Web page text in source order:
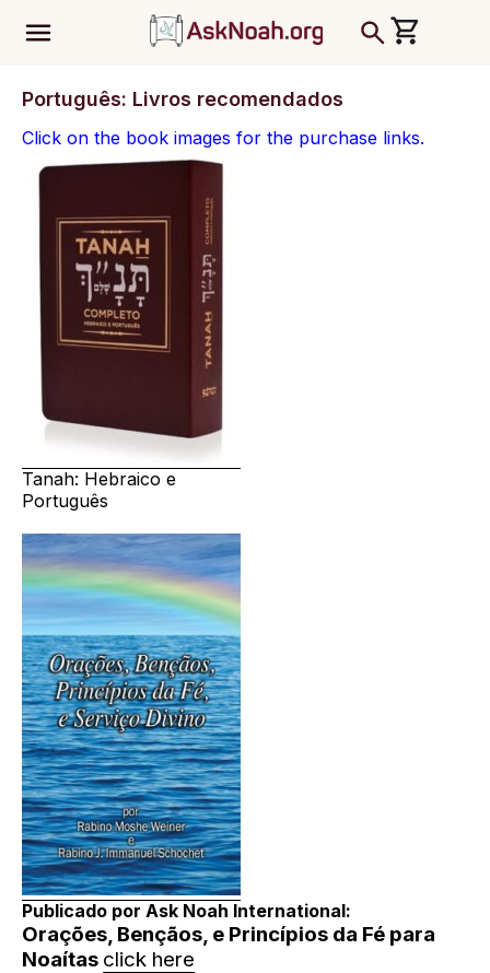
Português: Livros recomendados
Click on the book images for the purchase links.
Tanah: Hebraico e
Português
Publicado por Ask Noah International:
Orações, Bençãos, e Princípios da Fé para
Noaítas click here